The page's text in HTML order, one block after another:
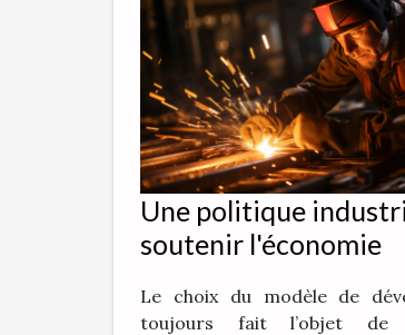
Une politique
soutenir l'économie
Le choix du modèle de
toujours fait l’objet de